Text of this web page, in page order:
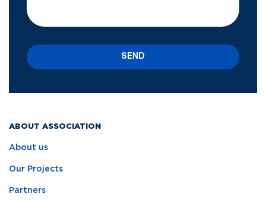
ABOUT ASSOCIATION
About us
Our Projects
Partners
SEND